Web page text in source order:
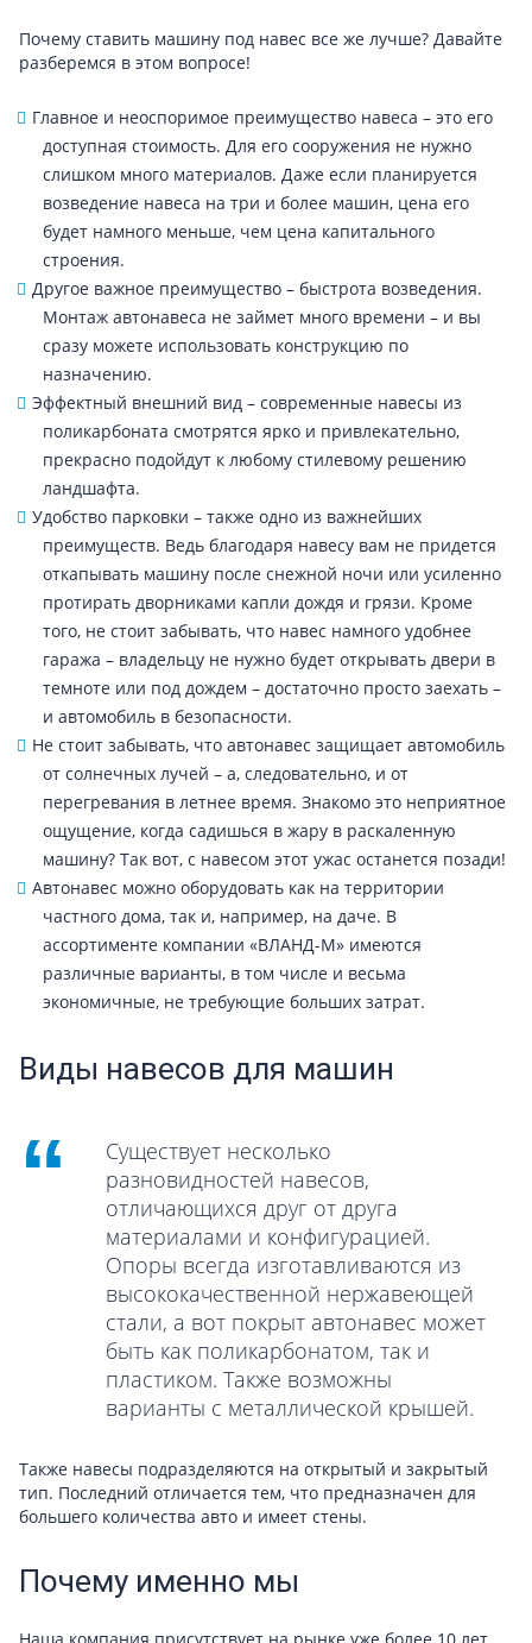
Почему ставить машину под навес все же лучше? Давайте
разберемся в этом вопросе!
Главное и неоспоримое преимущество навеса – это его
доступная стоимость. Для его сооружения не нужно
слишком много материалов. Даже если планируется
возведение навеса на три и более машин, цена его
будет намного меньше, чем цена капитального
строения.
Другое важное преимущество – быстрота возведения.
Монтаж автонавеса не займет много времени – и вы
сразу можете использовать конструкцию по
назначению.
Эффектный внешний вид – современные навесы из
поликарбоната смотрятся ярко и привлекательно,
прекрасно подойдут к любому стилевому решению
ландшафта.
Удобство парковки – также одно из важнейших
преимуществ. Ведь благодаря навесу вам не придется
откапывать машину после снежной ночи или усиленно
протирать дворниками капли дождя и грязи. Кроме
того, не стоит забывать, что навес намного удобнее
гаража – владельцу не нужно будет открывать двери в
темноте или под дождем – достаточно просто заехать –
и автомобиль в безопасности.
Не стоит забывать, что автонавес защищает автомобиль
от солнечных лучей – а, следовательно, и от
перегревания в летнее время. Знакомо это неприятное
ощущение, когда садишься в жару в раскаленную
машину? Так вот, с навесом этот ужас останется позади!
Автонавес можно оборудовать как на территории
частного дома, так и, например, на даче. В
ассортименте компании «ВЛАНД-М» имеются
различные варианты, в том числе и весьма
экономичные, не требующие больших затрат.
Виды навесов для машин
Существует несколько
разновидностей навесов,
отличающихся друг от друга
материалами и конфигурацией.
Опоры всегда изготавливаются из
высококачественной нержавеющей
стали, а вот покрыт автонавес может
быть как поликарбонатом, так и
пластиком. Также возможны
варианты с металлической крышей.
Также навесы подразделяются на открытый и закрытый
тип. Последний отличается тем, что предназначен для
большего количества авто и имеет стены.
Почему именно мы